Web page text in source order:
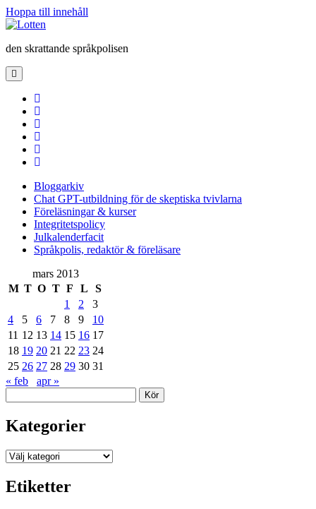
Hoppa till innehåll
Lotten
den skrattande språkpolisen
öppna
primär
Bloggarkiv
Chat GPT-utbildning för de skeptiska tvivlarna
Föreläsningar & kurser
Integritetspolicy
Julkalenderfacit
Språkpolis, redaktör & föreläsare
Sidopanel
mars 2013
M T O T F L
S
1
2
3
4
5 6 7 8 9
10
11 12 13 14 15 16 17
18 19 20 21 22 23 24
25 26 27 28 29 30 31
« feb
apr »
Kategorier
Kategorier
Etiketter